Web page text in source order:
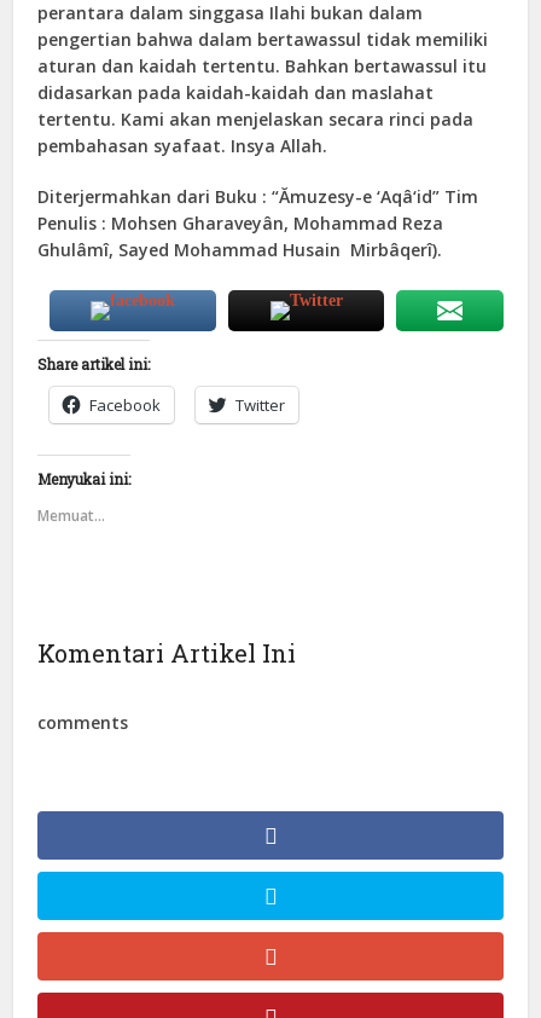
perantara dalam singgasa Ilahi bukan dalam
pengertian bahwa dalam bertawassul tidak memiliki
aturan dan kaidah tertentu. Bahkan bertawassul itu
didasarkan pada kaidah-kaidah dan maslahat
tertentu. Kami akan menjelaskan secara rinci pada
pembahasan syafaat. Insya Allah.
Diterjermahkan dari Buku : “Ămuzesy-e ‘Aqâ‘id” Tim
Penulis : Mohsen Gharaveyân, Mohammad Reza
Ghulâmî, Sayed Mohammad Husain Mirbâqerî).
Share artikel ini:
Facebook Twitter
Menyukai ini:
Memuat...
Komentari Artikel Ini
comments